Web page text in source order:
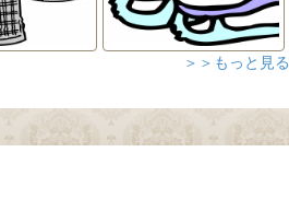
＞＞もっと見る